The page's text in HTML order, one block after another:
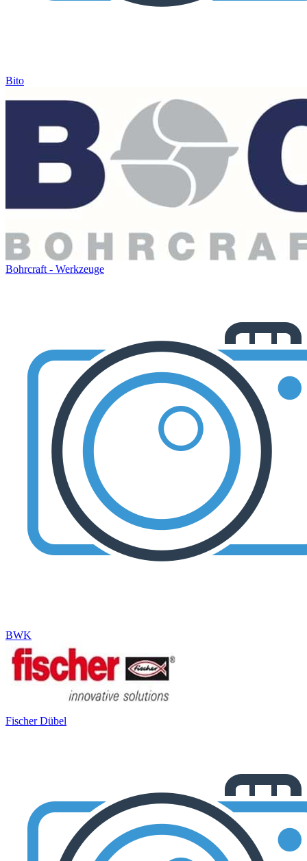
Bito
Bohrcraft - Werkzeuge
BWK
Fischer Dübel